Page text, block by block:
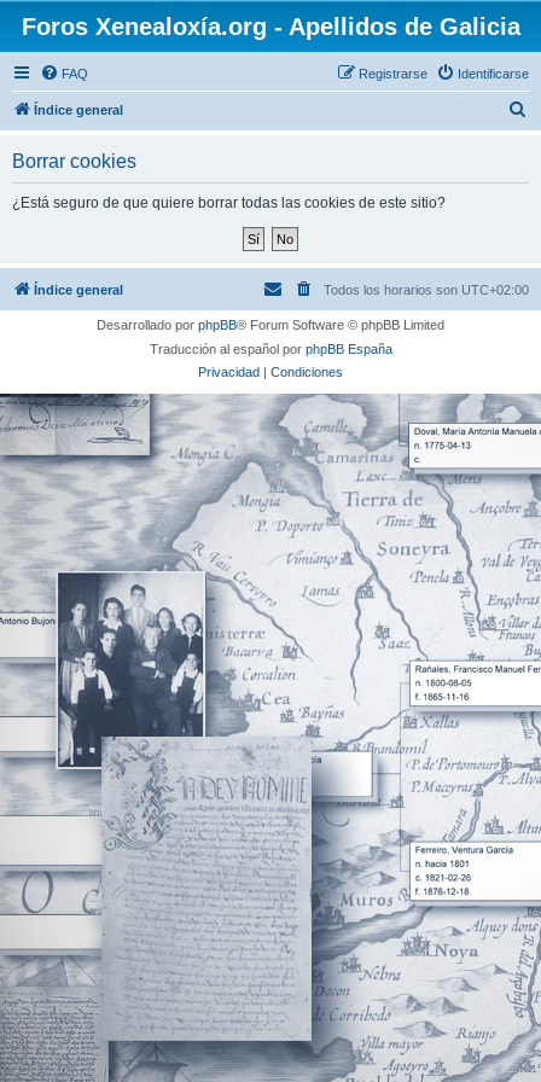
Foros Xenealoxía.org - Apellidos de Galicia
FAQ Identificarse
Registrarse
Índice general
Borrar cookies
¿Está seguro de que quiere borrar todas las cookies de este sitio?
Índice general Todos los horarios son UTC+02:00
Desarrollado por phpBB® Forum Software © phpBB Limited
Traducción al español por phpBB España
Privacidad | Condiciones